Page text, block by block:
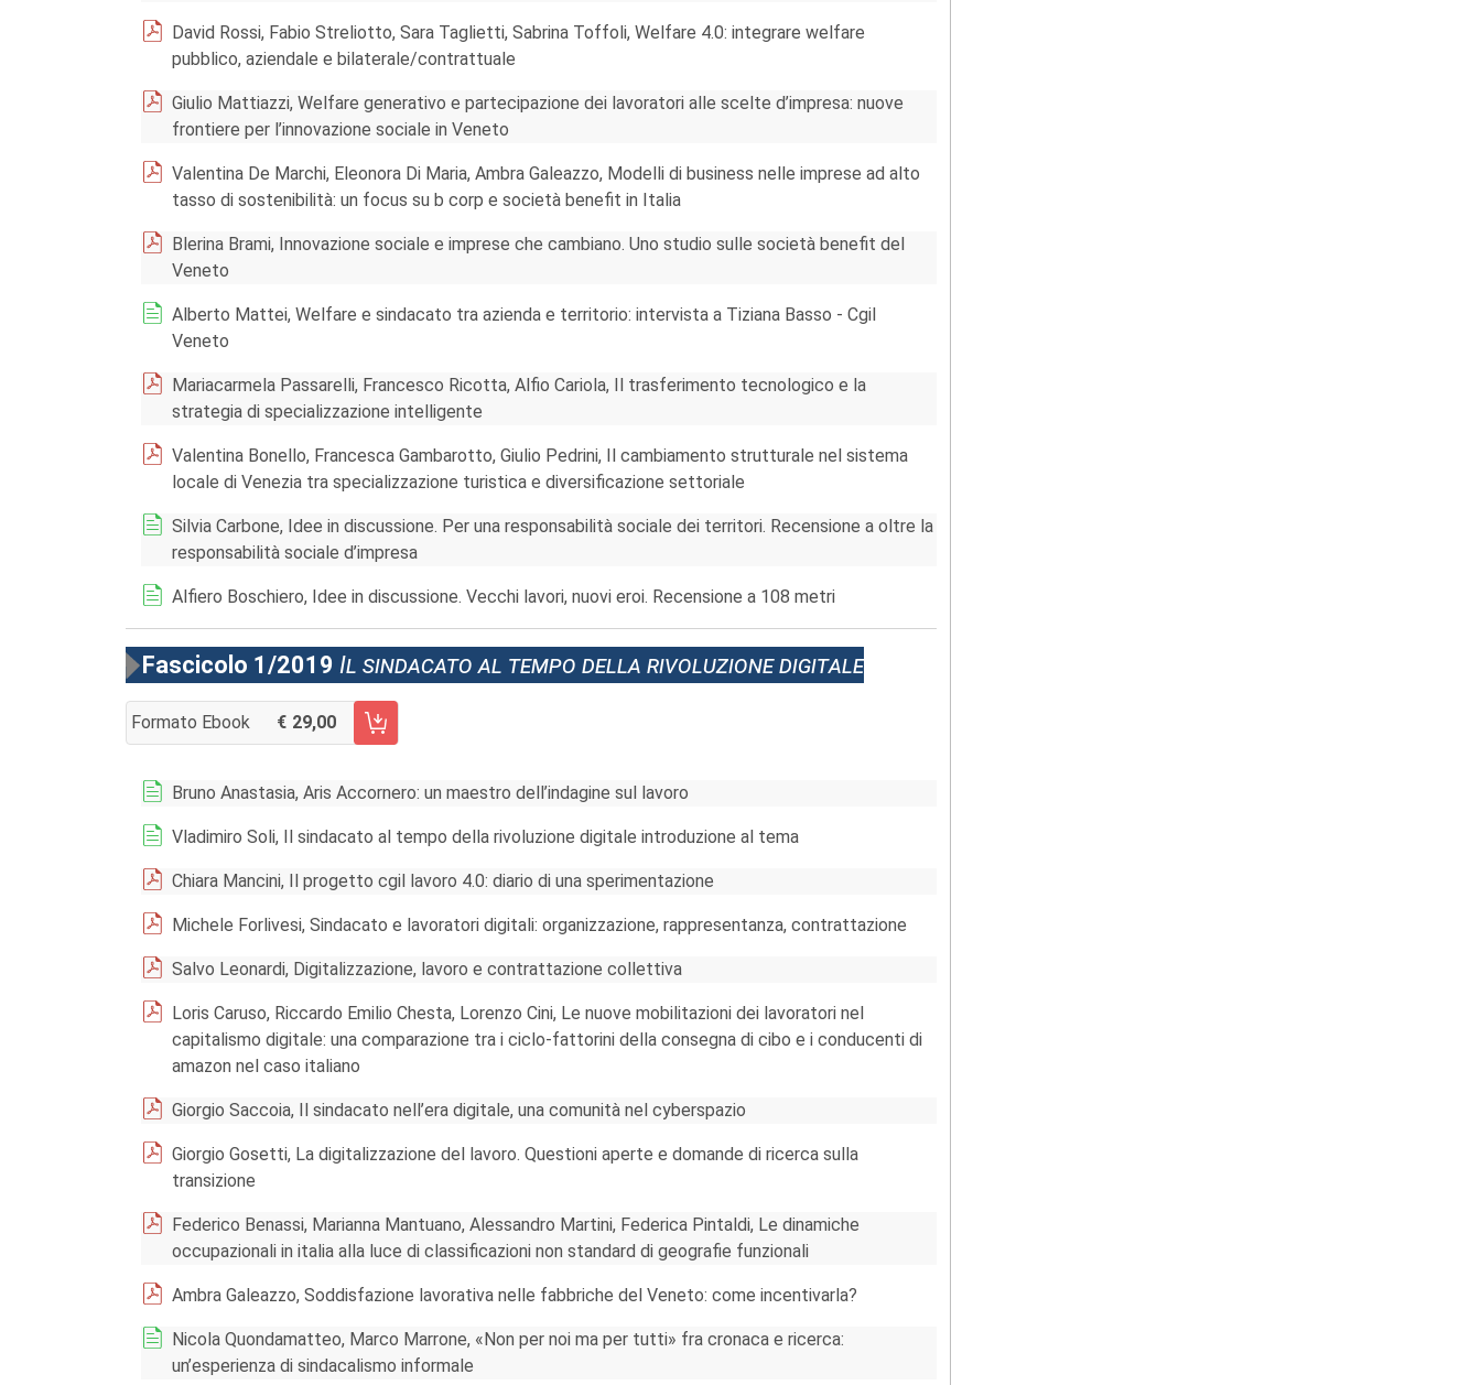
David Rossi, Fabio Streliotto, Sara Taglietti, Sabrina Toffoli, Welfare 4.0: integrare welfare
pubblico, aziendale e bilaterale/contrattuale
Giulio Mattiazzi, Welfare generativo e partecipazione dei lavoratori alle scelte d’impresa: nuove
frontiere per l’innovazione sociale in Veneto
Valentina De Marchi, Eleonora Di Maria, Ambra Galeazzo, Modelli di business nelle imprese ad alto
tasso di sostenibilità: un focus su b corp e società benefit in Italia
Blerina Brami, Innovazione sociale e imprese che cambiano. Uno studio sulle società benefit del
Veneto
Alberto Mattei, Welfare e sindacato tra azienda e territorio: intervista a Tiziana Basso - Cgil
Veneto
Mariacarmela Passarelli, Francesco Ricotta, Alfio Cariola, Il trasferimento tecnologico e la
strategia di specializzazione intelligente
Valentina Bonello, Francesca Gambarotto, Giulio Pedrini, Il cambiamento strutturale nel sistema
locale di Venezia tra specializzazione turistica e diversificazione settoriale
Silvia Carbone, Idee in discussione. Per una responsabilità sociale dei territori. Recensione a oltre la
responsabilità sociale d’impresa
Alfiero Boschiero, Idee in discussione. Vecchi lavori, nuovi eroi. Recensione a 108 metri
Fascicolo 1/2019 Il sindacato al tempo della rivoluzione digitale
Formato Ebook 29,00
AGGIUNGI AL CARRELLO FASCICOLO 1/2019
Bruno Anastasia, Aris Accornero: un maestro dell’indagine sul lavoro
Vladimiro Soli, Il sindacato al tempo della rivoluzione digitale introduzione al tema
Chiara Mancini, Il progetto cgil lavoro 4.0: diario di una sperimentazione
Michele Forlivesi, Sindacato e lavoratori digitali: organizzazione, rappresentanza, contrattazione
Salvo Leonardi, Digitalizzazione, lavoro e contrattazione collettiva
Loris Caruso, Riccardo Emilio Chesta, Lorenzo Cini, Le nuove mobilitazioni dei lavoratori nel
capitalismo digitale: una comparazione tra i ciclo-fattorini della consegna di cibo e i conducenti di
amazon nel caso italiano
Giorgio Saccoia, Il sindacato nell’era digitale, una comunità nel cyberspazio
Giorgio Gosetti, La digitalizzazione del lavoro. Questioni aperte e domande di ricerca sulla
transizione
Federico Benassi, Marianna Mantuano, Alessandro Martini, Federica Pintaldi, Le dinamiche
occupazionali in italia alla luce di classificazioni non standard di geografie funzionali
Ambra Galeazzo, Soddisfazione lavorativa nelle fabbriche del Veneto: come incentivarla?
Nicola Quondamatteo, Marco Marrone, «Non per noi ma per tutti» fra cronaca e ricerca:
un’esperienza di sindacalismo informale